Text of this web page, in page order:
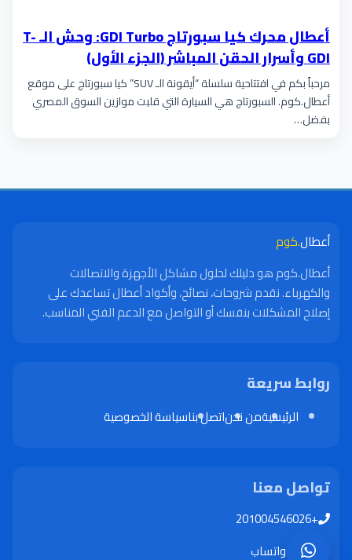
أعطال محرك كيا سبورتاج GDI Turbo: وحش الـ T-
GDI وأسرار الحقن المباشر (الجزء الأول)
مرحباً بكم في افتتاحية سلسلة “أيقونة الـ SUV” كيا سبورتاج على موقع
أعطال.كوم. السبورتاج هي السيارة التي قلبت موازين السوق المصري
بفضل…
أعطال.كوم
أعطال.كوم هو دليلك لحلول مشاكل الأجهزة والاتصالات
والكهرباء. نقدم شروحات، نصائح، وأكواد أعطال تساعدك على
إصلاح المشكلات بنفسك أو التواصل مع الدعم الفني المناسب.
روابط سريعة
الرئيسيةمن نحناتصل بناسياسة الخصوصية
تواصل معنا
+201004546026
واتساب